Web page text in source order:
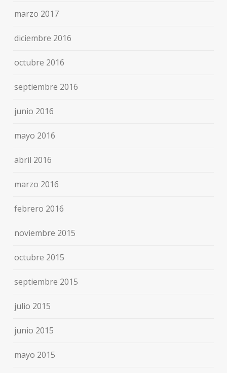
marzo 2017
diciembre 2016
octubre 2016
septiembre 2016
junio 2016
mayo 2016
abril 2016
marzo 2016
febrero 2016
noviembre 2015
octubre 2015
septiembre 2015
julio 2015
junio 2015
mayo 2015